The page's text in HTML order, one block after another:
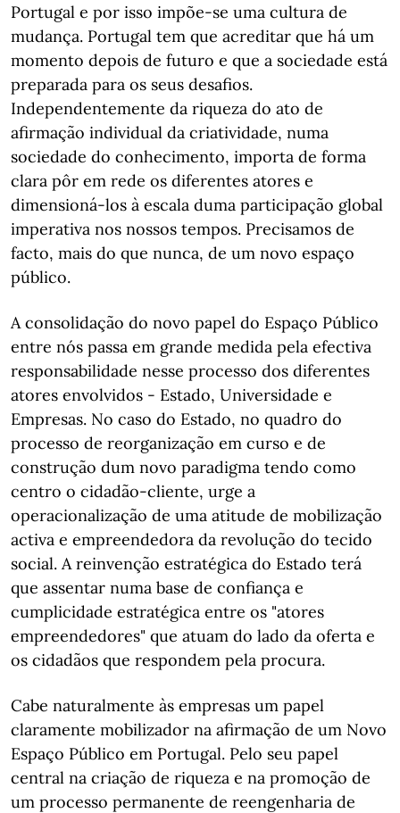
Portugal e por isso impõe-se uma cultura de
mudança. Portugal tem que acreditar que há um
momento depois de futuro e que a sociedade está
preparada para os seus desafios.
Independentemente da riqueza do ato de
afirmação individual da criatividade, numa
sociedade do conhecimento, importa de forma
clara pôr em rede os diferentes atores e
dimensioná-los à escala duma participação global
imperativa nos nossos tempos. Precisamos de
facto, mais do que nunca, de um novo espaço
público.
A consolidação do novo papel do Espaço Público
entre nós passa em grande medida pela efectiva
responsabilidade nesse processo dos diferentes
atores envolvidos - Estado, Universidade e
Empresas. No caso do Estado, no quadro do
processo de reorganização em curso e de
construção dum novo paradigma tendo como
centro o cidadão-cliente, urge a
operacionalização de uma atitude de mobilização
activa e empreendedora da revolução do tecido
social. A reinvenção estratégica do Estado terá
que assentar numa base de confiança e
cumplicidade estratégica entre os "atores
empreendedores" que atuam do lado da oferta e
os cidadãos que respondem pela procura.
Cabe naturalmente às empresas um papel
claramente mobilizador na afirmação de um Novo
Espaço Público em Portugal. Pelo seu papel
central na criação de riqueza e na promoção de
um processo permanente de reengenharia de